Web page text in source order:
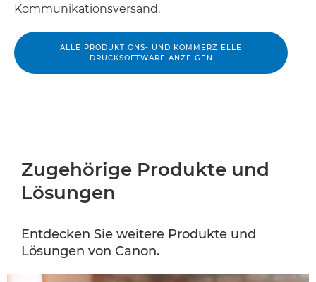
Kommunikationsversand.
ALLE PRODUKTIONS- UND KOMMERZIELLE
DRUCKSOFTWARE ANZEIGEN
Zugehörige Produkte und
Lösungen
Entdecken Sie weitere Produkte und
Lösungen von Canon.